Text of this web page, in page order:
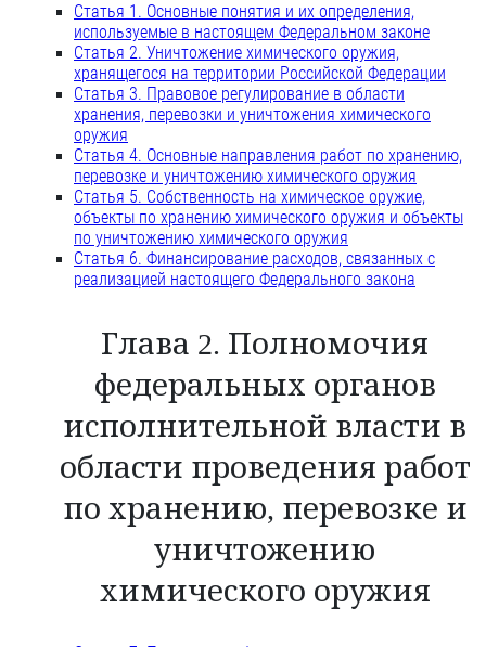
Статья 1. Основные понятия и их определения,
используемые в настоящем Федеральном законе
Статья 2. Уничтожение химического оружия,
хранящегося на территории Российской Федерации
Статья 3. Правовое регулирование в области
хранения, перевозки и уничтожения химического
оружия
Статья 4. Основные направления работ по хранению,
перевозке и уничтожению химического оружия
Статья 5. Собственность на химическое оружие,
объекты по хранению химического оружия и объекты
по уничтожению химического оружия
Статья 6. Финансирование расходов, связанных с
реализацией настоящего Федерального закона
Глава 2. Полномочия
федеральных органов
исполнительной власти в
области проведения работ
по хранению, перевозке и
уничтожению
химического оружия